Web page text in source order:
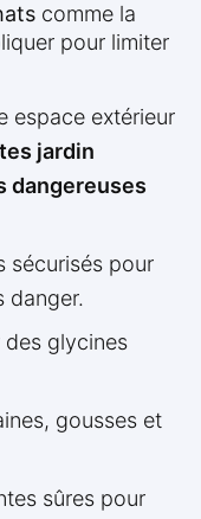
comme la
pour limiter
espace extérieur
jardin
dangereuses
sécurisés pour
danger.
des glycines
gousses et
sûres pour